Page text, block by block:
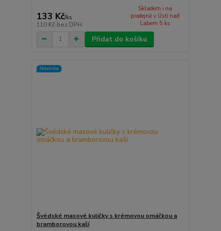
133 Kč/ks
110 Kč bez DPH
Skladem i na
prodejně v Ústí nad
Labem 5 ks
Přidat do košíku
Novinka
Švédské masové kuličky s krémovou omáčkou a
bramborovou kaší